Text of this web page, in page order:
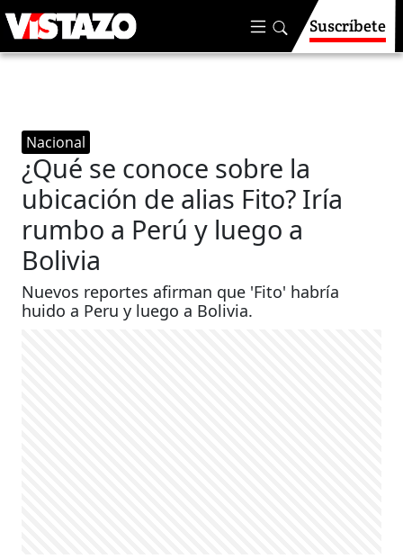
Suscríbete
Nacional
¿Qué se conoce sobre la
ubicación de alias Fito? Iría
rumbo a Perú y luego a
Bolivia
Nuevos reportes afirman que 'Fito' habría
huido a Peru y luego a Bolivia.